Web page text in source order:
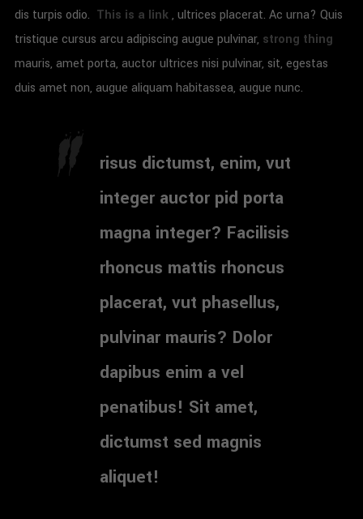
dis turpis odio. This is a link, ultrices placerat. Ac urna? Quis
tristique cursus arcu adipiscing augue pulvinar, strong thing
mauris, amet porta, auctor ultrices nisi pulvinar, sit, egestas
duis amet non, augue aliquam habitassea, augue nunc.
risus dictumst, enim, vut
integer auctor pid porta
magna integer? Facilisis
rhoncus mattis rhoncus
placerat, vut phasellus,
pulvinar mauris? Dolor
dapibus enim a vel
penatibus! Sit amet,
dictumst sed magnis
aliquet!